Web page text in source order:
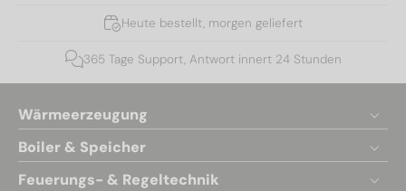
Heute bestellt, morgen geliefert
365 Tage Support, Antwort innert 24 Stunden
Wärmeerzeugung
Boiler & Speicher
Feuerungs- & Regeltechnik